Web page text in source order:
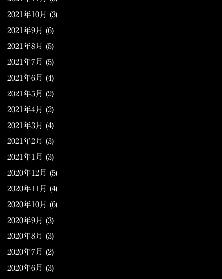
2021年10月 (3)
2021年9月 (6)
2021年8月 (5)
2021年7月 (5)
2021年6月 (4)
2021年5月 (2)
2021年4月 (2)
2021年3月 (4)
2021年2月 (3)
2021年1月 (3)
2020年12月 (5)
2020年11月 (4)
2020年10月 (6)
2020年9月 (3)
2020年8月 (3)
2020年7月 (2)
2020年6月 (3)